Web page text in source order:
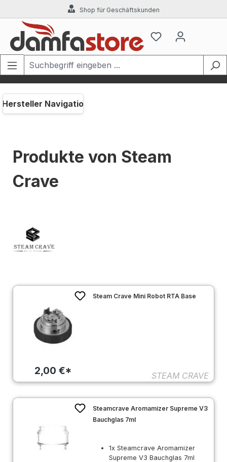
Zum Hauptinhalt springenShop für Geschäftskunden
Hersteller Navigation
Produkte von Steam
Crave
2,00 €*
Steam Crave Mini Robot RTA Base
STEAM CRAVE
Steamcrave Aromamizer Supreme V3
Bauchglas 7ml
1x Steamcrave Aromamizer
Supreme V3 Bauchglas 7ml